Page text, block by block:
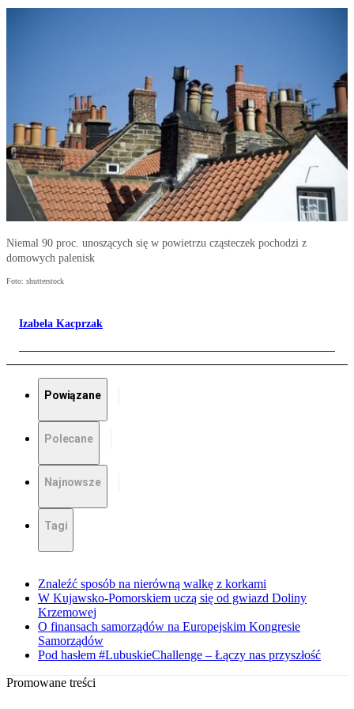
Niemal 90 proc. unoszących się w powietrzu cząsteczek pochodzi z
domowych palenisk
Foto: shutterstock
Izabela Kacprzak
Powiązane
Polecane
Najnowsze
Tagi
Znaleźć sposób na nierówną walkę z korkami
W Kujawsko-Pomorskiem uczą się od gwiazd Doliny
Krzemowej
O finansach samorządów na Europejskim Kongresie
Samorządów
Pod hasłem #LubuskieChallenge – Łączy nas przyszłość
Promowane treści